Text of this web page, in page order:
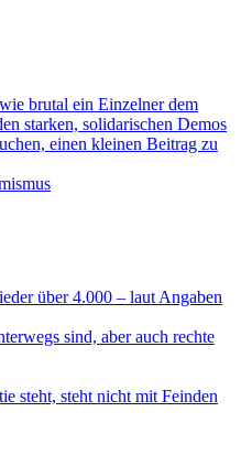
brutal ein Einzelner dem
starken, solidarischen Demos
einen kleinen Beitrag zu
über 4.000 – laut Angaben
sind, aber auch rechte
steht, steht nicht mit Feinden